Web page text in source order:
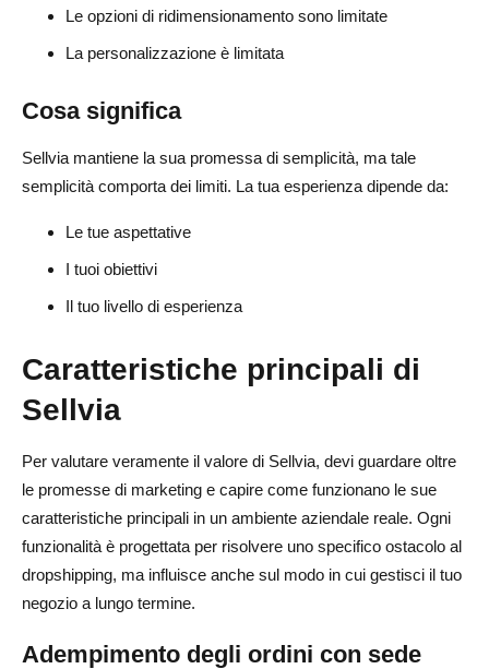
Le opzioni di ridimensionamento sono limitate
La personalizzazione è limitata
Cosa significa
Sellvia mantiene la sua promessa di semplicità, ma tale
semplicità comporta dei limiti. La tua esperienza dipende da:
Le tue aspettative
I tuoi obiettivi
Il tuo livello di esperienza
Caratteristiche principali di
Sellvia
Per valutare veramente il valore di Sellvia, devi guardare oltre
le promesse di marketing e capire come funzionano le sue
caratteristiche principali in un ambiente aziendale reale. Ogni
funzionalità è progettata per risolvere uno specifico ostacolo al
dropshipping, ma influisce anche sul modo in cui gestisci il tuo
negozio a lungo termine.
Adempimento degli ordini con sede